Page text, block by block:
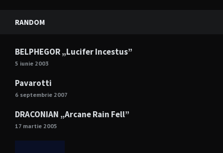
RANDOM
BELPHEGOR „Lucifer Incestus”
5 iunie 2003
Pavarotti
6 septembrie 2007
DRACONIAN „Arcane Rain Fell”
17 martie 2005